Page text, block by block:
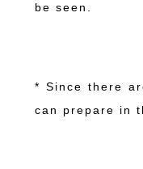
be seen.
* Since there
can prepare in